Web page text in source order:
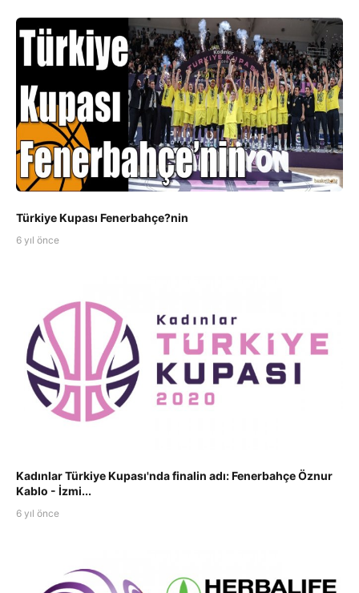
Türkiye Kupası Fenerbahçe?nin
6 yıl önce
Kadınlar Türkiye Kupası'nda finalin adı: Fenerbahçe Öznur
Kablo - İzmi...
6 yıl önce